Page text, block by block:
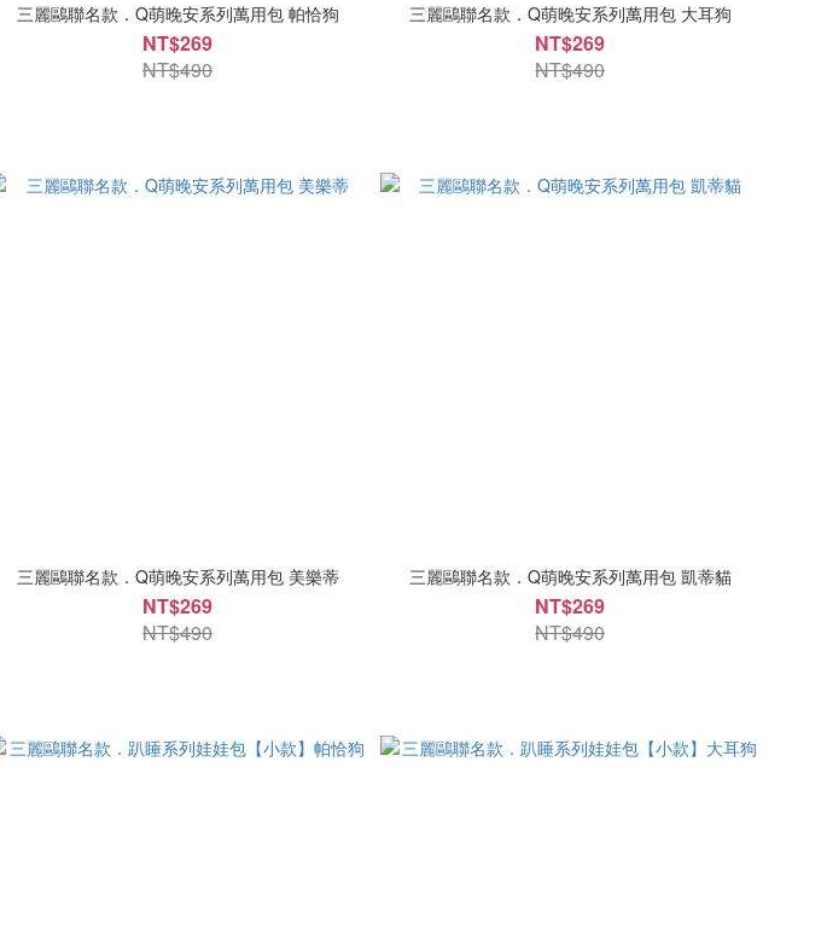
三麗鷗聯名款．Q萌晚安系列萬用包 帕恰狗
NT$269
NT$490
三麗鷗聯名款．Q萌晚安系列萬用包 大耳狗
NT$269
NT$490
三麗鷗聯名款．Q萌晚安系列萬用包 美樂蒂
NT$269
NT$490
三麗鷗聯名款．Q萌晚安系列萬用包 凱蒂貓
NT$269
NT$490